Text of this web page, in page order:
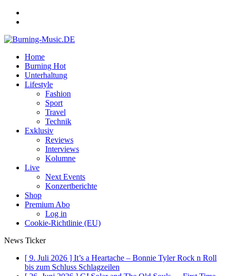
Home
Burning Hot
Unterhaltung
Lifestyle
Fashion
Sport
Travel
Technik
Exklusiv
Reviews
Interviews
Kolumne
Live
Next Events
Konzertberichte
Shop
Premium Abo
Log in
Cookie-Richtlinie (EU)
News Ticker
[ 9. Juli 2026 ] It’s a Heartache – Bonnie Tyler Rock n Roll
bis zum Schluss Schlagzeilen